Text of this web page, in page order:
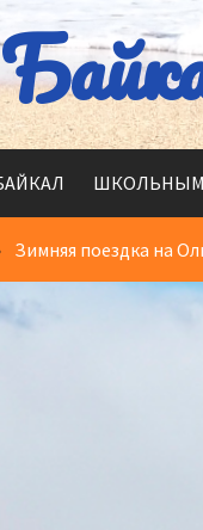
ШКОЛЬНЫМ
Зимняя поездка на